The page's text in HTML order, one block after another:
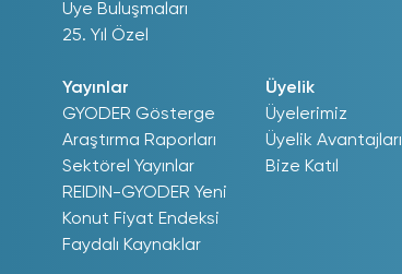
Üye Buluşmaları
25. Yıl Özel
Yayınlar
GYODER Gösterge
Araştırma Raporları
Sektörel Yayınlar
REIDIN-GYODER Yeni
Konut Fiyat Endeksi
Faydalı Kaynaklar
Üyelik
Üyelerimiz
Üyelik Avantajları
Bize Katıl